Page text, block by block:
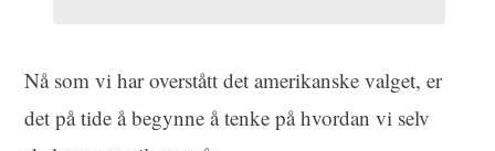
Nå som vi har overstått det amerikanske valget, er
det på tide å begynne å tenke på hvordan vi selv